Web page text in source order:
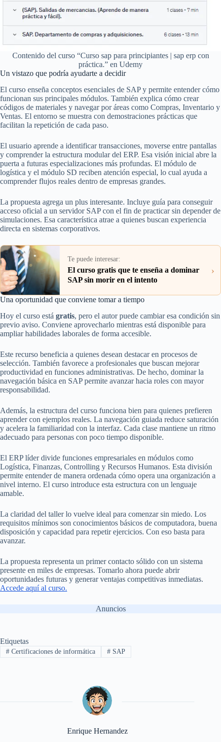
Contenido del curso “Curso sap para principiantes | sap erp con
práctica.” en Udemy
Un vistazo que podría ayudarte a decidir
El curso enseña conceptos esenciales de SAP y permite entender cómo
funcionan sus principales módulos. También explica cómo crear
códigos de materiales y navegar por áreas como Compras, Inventario y
Ventas. El entorno se muestra con demostraciones prácticas que
facilitan la repetición de cada paso.
El usuario aprende a identificar transacciones, moverse entre pantallas
y comprender la estructura modular del ERP. Esa visión inicial abre la
puerta a futuras especializaciones más profundas. El módulo de
logística y el módulo SD reciben atención especial, lo cual ayuda a
comprender flujos reales dentro de empresas grandes.
La propuesta agrega un plus interesante. Incluye guía para conseguir
acceso oficial a un servidor SAP con el fin de practicar sin depender de
simulaciones. Esa característica atrae a quienes buscan experiencia
directa en sistemas corporativos.
Te puede interesar:
El curso gratis que te enseña a dominar
SAP sin morir en el intento
›
Una oportunidad que conviene tomar a tiempo
Hoy el curso está gratis, pero el autor puede cambiar esa condición sin
previo aviso. Conviene aprovecharlo mientras está disponible para
ampliar habilidades laborales de forma accesible.
Este recurso beneficia a quienes desean destacar en procesos de
selección. También favorece a profesionales que buscan mejorar
productividad en funciones administrativas. De hecho, dominar la
navegación básica en SAP permite avanzar hacia roles con mayor
responsabilidad.
Además, la estructura del curso funciona bien para quienes prefieren
aprender con ejemplos reales. La navegación guiada reduce saturación
y acelera la familiaridad con la interfaz. Cada clase mantiene un ritmo
adecuado para personas con poco tiempo disponible.
El ERP líder divide funciones empresariales en módulos como
Logística, Finanzas, Controlling y Recursos Humanos. Esta división
permite entender de manera ordenada cómo opera una organización a
nivel interno. El curso introduce esta estructura con un lenguaje
amable.
La claridad del taller lo vuelve ideal para comenzar sin miedo. Los
requisitos mínimos son conocimientos básicos de computadora, buena
disposición y capacidad para repetir ejercicios. Con eso basta para
avanzar.
La propuesta representa un primer contacto sólido con un sistema
presente en miles de empresas. Tomarlo ahora puede abrir
oportunidades futuras y generar ventajas competitivas inmediatas.
Accede aquí al curso.
Anuncios
Etiquetas
#Certificaciones de informática #SAP
Enrique Hernandez